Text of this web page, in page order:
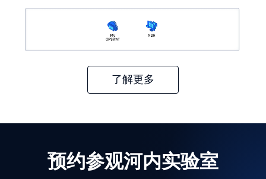
了解更多
预约参观河内实验室